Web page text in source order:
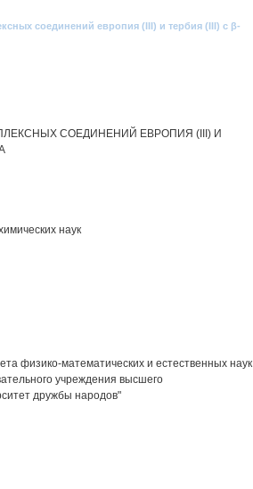
соединений европия (III) и тербия (III) с β-
СОЕДИНЕНИЙ ЕВРОПИЯ (III) И
наук
физико-математических и естественных наук
учреждения высшего
дружбы народов"